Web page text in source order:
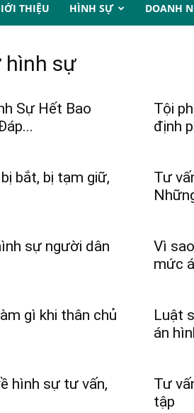
THIỆU HÌNH SỰ DOANH
hình sự
Sự Hết Bao
Tội
định
bắt, bị tạm giữ,
Tư
sự người dân
Vì
mức
gì khi thân chủ
Luật
án
hình sự tư vấn,
Tư
tập